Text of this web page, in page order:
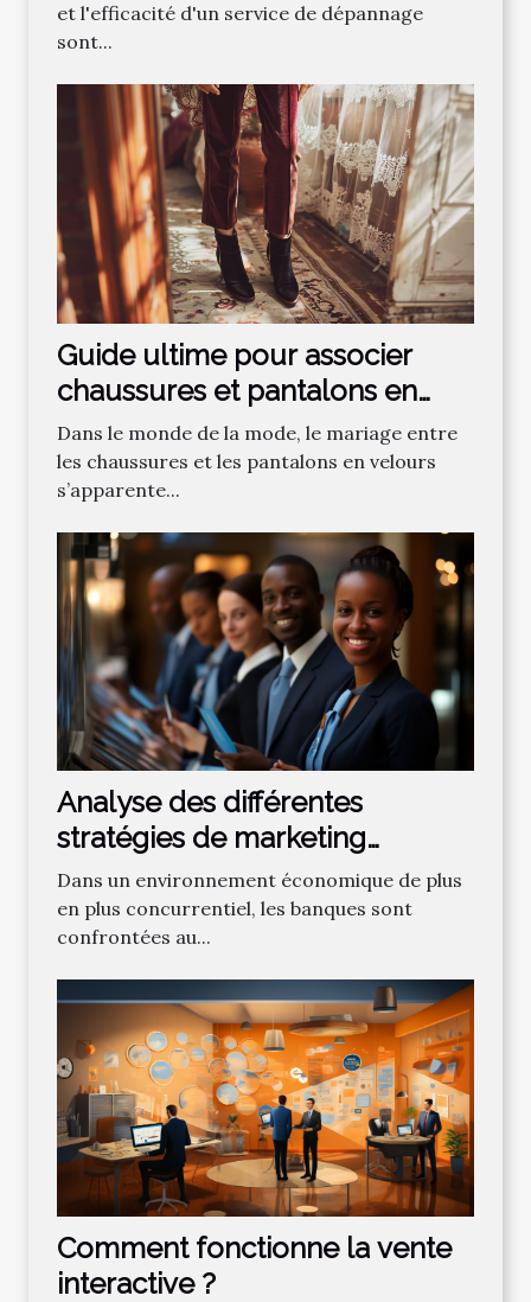
et l'efficacité d'un service de dépannage
sont...
Guide ultime pour associer
chaussures et pantalons en
velours
Dans le monde de la mode, le mariage entre
les chaussures et les pantalons en velours
s’apparente...
Analyse des différentes
stratégies de marketing
bancaire pour attirer de
nouveaux clients
Dans un environnement économique de plus
en plus concurrentiel, les banques sont
confrontées au...
Comment fonctionne la vente
interactive ?